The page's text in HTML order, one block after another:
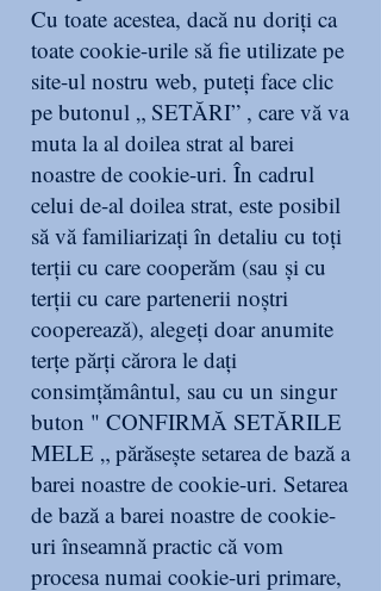
Cu toate acestea, dacă nu doriți ca
toate cookie-urile să fie utilizate pe
site-ul nostru web, puteți face clic
pe butonul „ SETĂRI” , care vă va
muta la al doilea strat al barei
noastre de cookie-uri. În cadrul
celui de-al doilea strat, este posibil
să vă familiarizați în detaliu cu toți
terții cu care cooperăm (sau și cu
terții cu care partenerii noștri
cooperează), alegeți doar anumite
terțe părți cărora le dați
consimțământul, sau cu un singur
buton " CONFIRMĂ SETĂRILE
MELE „ părăsește setarea de bază a
barei noastre de cookie-uri. Setarea
de bază a barei noastre de cookie-
uri înseamnă practic că vom
procesa numai cookie-uri primare,